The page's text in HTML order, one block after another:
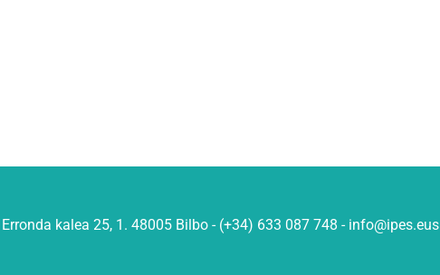
Erronda kalea 25, 1. 48005 Bilbo - (+34) 633 087 748 - info@ipes.eus